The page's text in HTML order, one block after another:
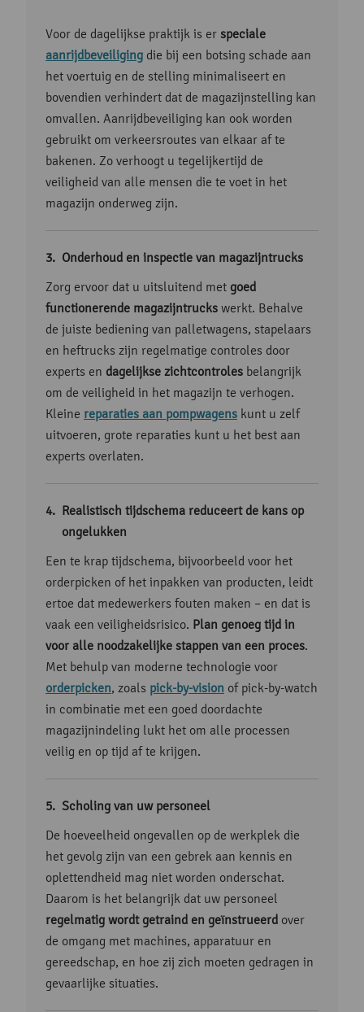
Voor de dagelijkse praktijk is er speciale
aanrijdbeveiliging die bij een botsing schade aan
het voertuig en de stelling minimaliseert en
bovendien verhindert dat de magazijnstelling kan
omvallen. Aanrijdbeveiliging kan ook worden
gebruikt om verkeersroutes van elkaar af te
bakenen. Zo verhoogt u tegelijkertijd de
veiligheid van alle mensen die te voet in het
magazijn onderweg zijn.
Onderhoud en inspectie van magazijntrucks
Zorg ervoor dat u uitsluitend met goed
functionerende magazijntrucks werkt. Behalve
de juiste bediening van palletwagens, stapelaars
en heftrucks zijn regelmatige controles door
experts en dagelijkse zichtcontroles belangrijk
om de veiligheid in het magazijn te verhogen.
Kleine reparaties aan pompwagens kunt u zelf
uitvoeren, grote reparaties kunt u het best aan
experts overlaten.
Realistisch tijdschema reduceert de kans op
ongelukken
Een te krap tijdschema, bijvoorbeeld voor het
orderpicken of het inpakken van producten, leidt
ertoe dat medewerkers fouten maken ­­– en dat is
vaak een veiligheidsrisico. Plan genoeg tijd in
voor alle noodzakelijke stappen van een proces.
Met behulp van moderne technologie voor
orderpicken, zoals pick-by-vision of pick-by-watch
in combinatie met een goed doordachte
magazijnindeling lukt het om alle processen
veilig en op tijd af te krijgen.
Scholing van uw personeel
De hoeveelheid ongevallen op de werkplek die
het gevolg zijn van een gebrek aan kennis en
oplettendheid mag niet worden onderschat.
Daarom is het belangrijk dat uw personeel
regelmatig wordt getraind en geïnstrueerd over
de omgang met machines, apparatuur en
gereedschap, en hoe zij zich moeten gedragen in
gevaarlijke situaties.